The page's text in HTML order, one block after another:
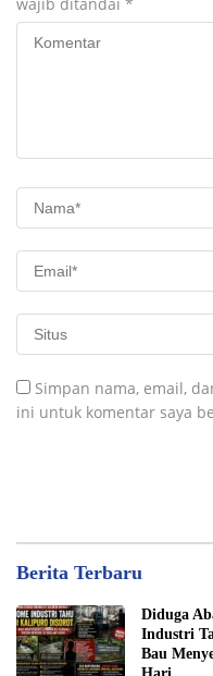
Simpan nama, email,
ini untuk komentar saya
Berita Terbaru
Diduga
Industri
Bau